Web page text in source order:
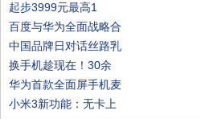
起步3999元最高1
百度与华为全面战略合
中国品牌日对话丝路乳
换手机趁现在！30余
华为首款全面屏手机麦
小米3新功能：无卡上